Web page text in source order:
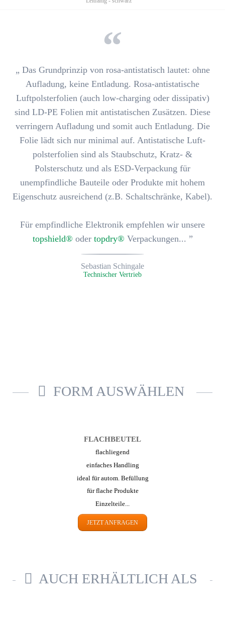
„ Das Grundprinzip von rosa-antistatisch lautet: ohne
Aufladung, keine Entladung. Rosa-antistatische
Luftpolster­folien (auch low-charging oder dissipativ)
sind LD-PE Folien mit antistatischen Zusätzen. Diese
verringern Aufladung und somit auch Entladung. Die
Folie lädt sich nur minimal auf. Antistatische Luft­
polster­folien sind als Staubschutz, Kratz- &
Polsterschutz und als ESD-Verpackung für
unempfindliche Bauteile oder Produkte mit hohem
Eigenschutz ausreichend (z.B. Schaltschränke, Kabel).
Für empfindliche Elektronik empfehlen wir unsere
topshield® odertopdry® Verpackungen... ”
Sebastian Schingale
Technischer Vertrieb
FORM AUSWÄHLEN
FLACH­BEUTEL
flachliegend
einfaches Handling
ideal für autom. Befüllung
für flache Produkte
Einzelteile...
JETZT ANFRAGEN
AUCH ERHÄLTLICH ALS